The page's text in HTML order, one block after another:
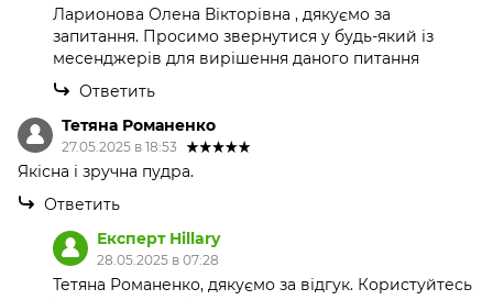
Ларионова Олена Вікторівна , дякуємо за
запитання. Просимо звернутися у будь-який із
месенджерів для вирішення даного питання
Ответить
Тетяна Романенко
27.05.2025 в 18:53
Якісна і зручна пудра.
Ответить
Експерт Hillary
28.05.2025 в 07:28
Тетяна Романенко, дякуємо за відгук. Користуйтесь